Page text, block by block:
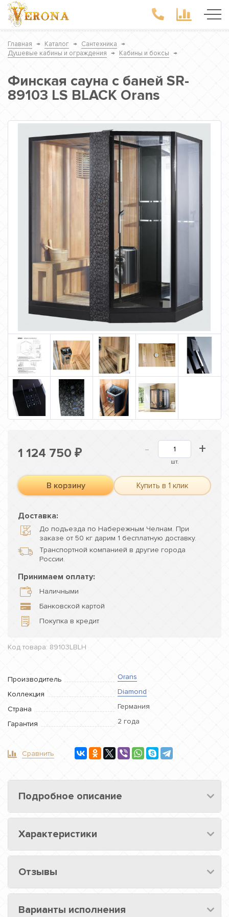
Главная → Каталог → Сантехника
→
Душевые кабины и ограждения
→ Кабины и боксы →
Финская сауна с баней SR-
89103 LS BLACK Orans
1 124 750 ₽ - +
шт.
В корзину Купить в 1 клик
Доставка:
До подъезда по Набережным Челнам. При
заказе от 50 кг дарим 1 бесплатную доставку.
Транспортной компанией в другие города
России.
Принимаем оплату:
Наличными
Банковской картой
Покупка в кредит
Код товара: 89103LBLH
Производитель
Orans
Коллекция
Diamond
Страна
Германия
Гарантия
2 года
Сравнить
Подробное описание
Характеристики
Отзывы
Варианты исполнения